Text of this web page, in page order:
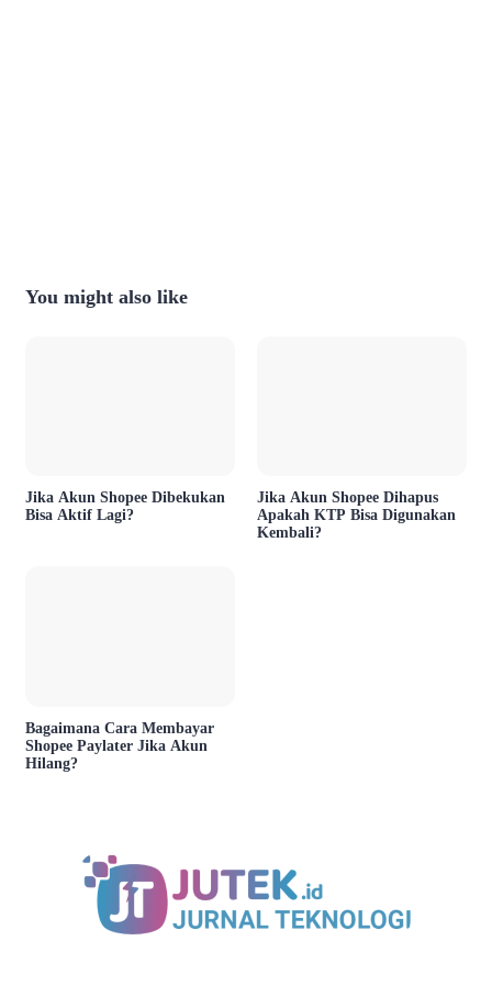
You might also like
Jika Akun Shopee Dibekukan
Bisa Aktif Lagi?
Jika Akun Shopee Dihapus
Apakah KTP Bisa Digunakan
Kembali?
Bagaimana Cara Membayar
Shopee Paylater Jika Akun
Hilang?